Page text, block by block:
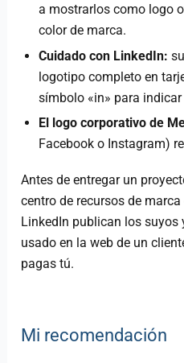
a mostrarlos como logo
color de marca.
Cuidado con LinkedIn:
logotipo completo en
símbolo «in» para
El logo corporativo de
Facebook o Instagram)
Antes de entregar un
centro de recursos de
LinkedIn publican los suyos
usado en la web de un
pagas tú.
Mi recomendación